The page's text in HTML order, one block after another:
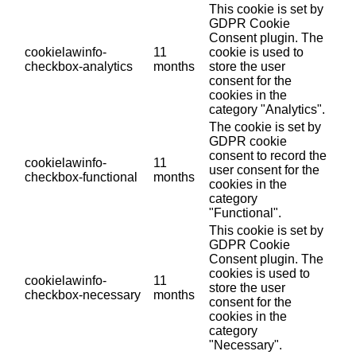
cookielawinfo-
checkbox-analytics
11
months
This cookie is set by
GDPR Cookie
Consent plugin. The
cookie is used to
store the user
consent for the
cookies in the
category "Analytics".
cookielawinfo-
checkbox-functional
11
months
The cookie is set by
GDPR cookie
consent to record the
user consent for the
cookies in the
category
"Functional".
cookielawinfo-
checkbox-necessary
11
months
This cookie is set by
GDPR Cookie
Consent plugin. The
cookies is used to
store the user
consent for the
cookies in the
category
"Necessary".